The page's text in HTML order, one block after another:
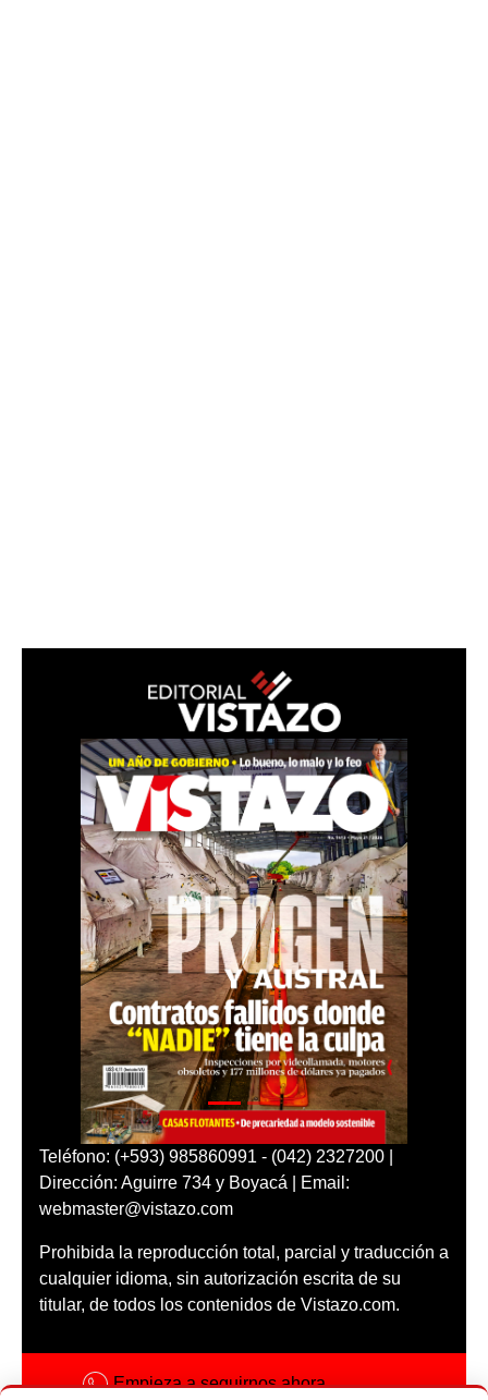
Teléfono: (+593) 985860991 - (042) 2327200 |
Dirección: Aguirre 734 y Boyacá | Email:
webmaster@vistazo.com
Prohibida la reproducción total, parcial y traducción a
cualquier idioma, sin autorización escrita de su
titular, de todos los contenidos de Vistazo.com.
Empieza a seguirnos ahora